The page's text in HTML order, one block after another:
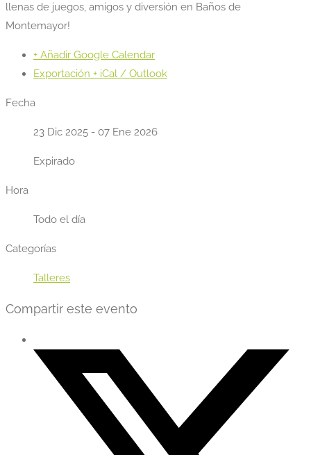
llenas de juegos, amigos y diversión en Baños de
Montemayor!
+ Añadir Google Calendar
Exportación + iCal / Outlook
Fecha
23 Dic 2025 - 07 Ene 2026
Expirado
Hora
Todo el día
Categorías
Talleres
Compartir este evento